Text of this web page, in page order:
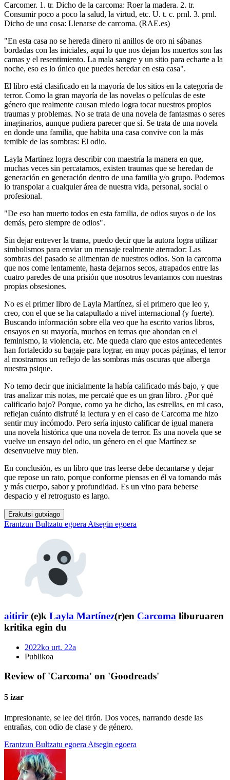
Carcomer. 1. tr. Dicho de la carcoma: Roer la madera. 2. tr.
Consumir poco a poco la salud, la virtud, etc. U. t. c. prnl. 3. prnl.
Dicho de una cosa: Llenarse de carcoma. (RAE.es)
"En esta casa no se hereda dinero ni anillos de oro ni sábanas
bordadas con las iniciales, aquí lo que nos dejan los muertos son las
camas y el resentimiento. La mala sangre y un sitio para echarte a la
noche, eso es lo único que puedes heredar en esta casa".
El libro está clasificado en la mayoría de los sitios en la categoría de
terror. Como la gran mayoría de las novelas o películas de este
género que realmente causan miedo logra tocar nuestros propios
traumas y problemas. No se trata de una novela de fantasmas o seres
imaginarios, aunque pudiera parecer que sí. Se trata de una novela
en donde una familia, que habita una casa convive con la más
temible de las sombras: El odio.
Layla Martínez logra describir con maestría la manera en que,
muchas veces sin percatarnos, existen traumas que se heredan de
generación en generación dentro de una familia y/o grupo. Podemos
lo transpolar a cualquier área de nuestra vida, personal, social o
profesional.
"De eso han muerto todos en esta familia, de odios suyos o de los
demás, pero siempre de odios".
Sin dejar entrever la trama, puedo decir que la autora logra utilizar
simbolismos para enviar un mensaje realmente aterrador: Las
sombras del pasado se alimentan de nuestros odios. Son la carcoma
que nos come lentamente, hasta dejarnos secos, atrapados entre las
cuatro paredes de una prisión que nosotros levantamos con nuestras
propias obsesiones.
No es el primer libro de Layla Martínez, sí el primero que leo y,
creo, con el que se ha catapultado a nivel internacional (y fuerte).
Buscando información sobre ella veo que ha escrito varios libros,
ensayos en su mayoría, muchos en temas que ahondan en el
feminismo, la violencia, etc. Me queda claro que estos antecedentes
han fortalecido su bagaje para lograr, en muy pocas páginas, el terror
al mostrarnos un reflejo de las sombras más oscuras que alberga
nuestra psique.
No temo decir que inicialmente la había calificado más bajo, y que
tras analizar mis notas, me percaté que es un gran libro. ¿Por qué
calificarlo bajo? Porque, como ya he dicho, las estrellas, en mi caso,
reflejan cuánto disfruté la lectura y en el caso de Carcoma me hizo
sentir muy incómodo. Pero sería injusto calificar de igual manera
una novela histórica que una novela de terror. Es una novela que se
vuelve un ensayo del odio, un género en el que Martínez se
desenvuelve muy bien.
En conclusión, es un libro que tras leerse debe decantarse y dejar
que repose un rato, porque conforme piensas en él va tomando más
y más cuerpo, sabor y profundidad. Es un vino para beberse
despacio y el retrogusto es largo.
Erakutsi gutxiago
Erantzun Bultzatu egoera Atsegin egoera
aitirir (e)k Layla Martínez(r)en Carcoma liburuaren
kritika egin du
2022ko urt. 22a
Publikoa
Review of 'Carcoma' on 'Goodreads'
5 izar
Impresionante, se lee del tirón. Dos voces, narrando desde las
entrañas, con odio de clase y de género.
Erantzun Bultzatu egoera Atsegin egoera